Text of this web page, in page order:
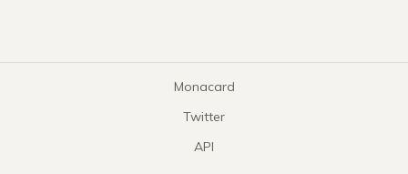
Monacard
Twitter
API